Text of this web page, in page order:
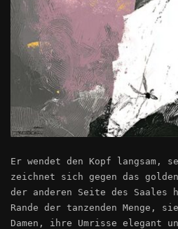
Er wendet den Kopf langsam,
zeichnet sich gegen das
der anderen Seite des
Rande der tanzenden Menge,
Damen, ihre Umrisse elegant